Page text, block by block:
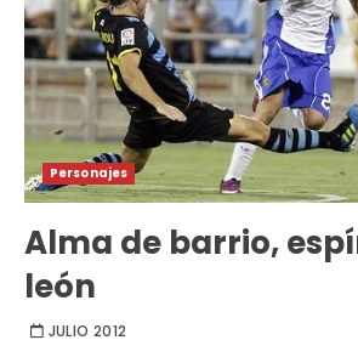
Personajes
Alma de barrio,
león
JULIO 2012